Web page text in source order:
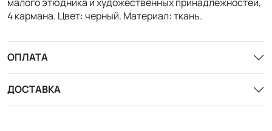
4 кармана. Цвет: черный. Материал: ткань.
ОПЛАТА
ДОСТАВКА